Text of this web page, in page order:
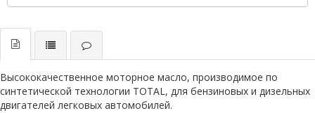
Высококачественное моторное масло, производимое по
синтетической технологии TOTAL, для бензиновых и дизельных
двигателей легковых автомобилей.